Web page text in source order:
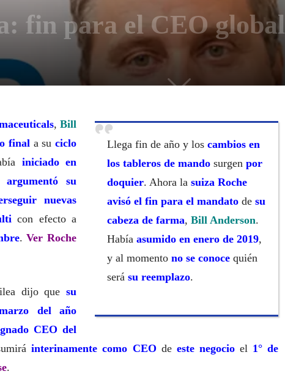
fin para el CEO global
Llega fin de año y los cambios en
los tableros de mando surgen por
doquier. Ahora la suiza Roche
avisó el fin para el mandato de su
cabeza de farma, Bill Anderson.
Había asumido en enero de 2019,
y al momento no se conoce quién
será su reemplazo.
,Bill
final a suciclo
iniciado en
argumentó su
nuevas
con efecto a
.Ver Roche
dijo que su
del año
CEO del
interinamente como CEO de este negocioel 1° de
.